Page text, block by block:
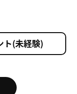
ト(未経験)